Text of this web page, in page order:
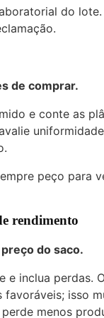
do
de comprar.
e conte as
peço para
rendimento
do saco.
e inclua perdas.
favoráveis; isso
menos